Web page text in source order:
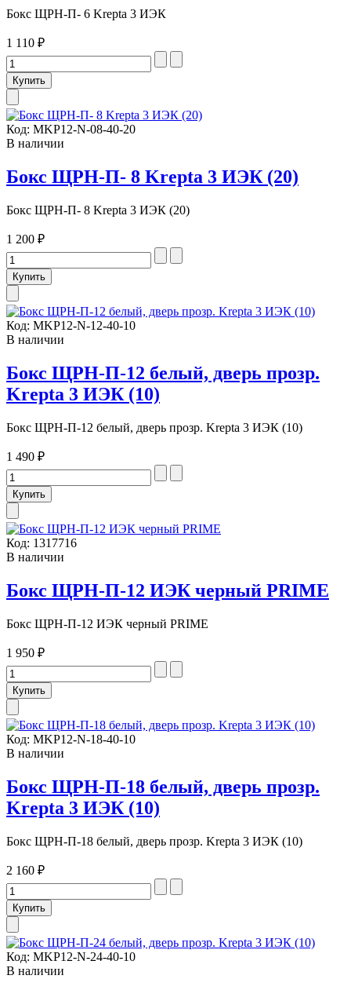
Бокс ЩРН-П- 6 Krepta 3 ИЭК
1 110 ₽
Код: MKP12-N-08-40-20
В наличии
Бокс ЩРН-П- 8 Krepta 3 ИЭК (20)
Бокс ЩРН-П- 8 Krepta 3 ИЭК (20)
1 200 ₽
Код: MKP12-N-12-40-10
В наличии
Бокс ЩРН-П-12 белый, дверь прозр.
Krepta 3 ИЭК (10)
Бокс ЩРН-П-12 белый, дверь прозр. Krepta 3 ИЭК (10)
1 490 ₽
Код: 1317716
В наличии
Бокс ЩРН-П-12 ИЭК черный PRIME
Бокс ЩРН-П-12 ИЭК черный PRIME
1 950 ₽
Код: MKP12-N-18-40-10
В наличии
Бокс ЩРН-П-18 белый, дверь прозр.
Krepta 3 ИЭК (10)
Бокс ЩРН-П-18 белый, дверь прозр. Krepta 3 ИЭК (10)
2 160 ₽
Код: MKP12-N-24-40-10
В наличии